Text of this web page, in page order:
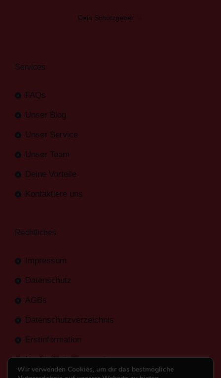
Dein Schutzgeber
Services
FAQs
Unser Blog
Unser Service
Unser Team
Deine Vorteile
Kontaktiere uns
Rechtliches
Impressum
Datenschutz
AGBs
Datenschutzverzeichnis
Erstinformation
Nachhaltigkeitsverordnung
Wir verwenden Cookies, um dir das bestmögliche